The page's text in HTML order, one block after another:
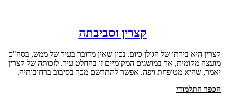
קצרין וסביבתה
קצרין היא בירתו של הגולן כיום. נכון שאין מדובר בעיר של ממש, בסה"כ
מועצה מקומית, אך במושגים המקומיים זו בהחלט עיר. לזכותה של קצרין
יאמר, שהיא מטופחת ויפה. אפשר להתרשם מכך בסיבוב ברחובותיה.
הכפר התלמודי